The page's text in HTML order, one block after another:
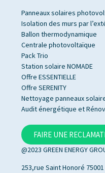
Panneaux solaires
Isolation des murs par
Ballon thermodynamique
Centrale photovoltaïque
Pack Trio
Station solaire NOMADE
Offre ESSENTIELLE
Offre SERENITY
Nettoyage panneaux
Audit énergétique et
FAIRE UNE
@2023 GREEN ENERGY
253,rue Saint Honoré